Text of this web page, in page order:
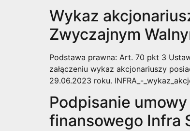
Wykaz
Zwyczajnym
Podstawa prawna: Art. 70 pkt 3
załączeniu wykaz akcjonariuszy
29.06.2023 roku. INFRA_-
Podpisanie
finansowego Infra